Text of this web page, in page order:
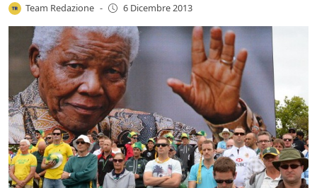
Team Redazione - 6 Dicembre 2013